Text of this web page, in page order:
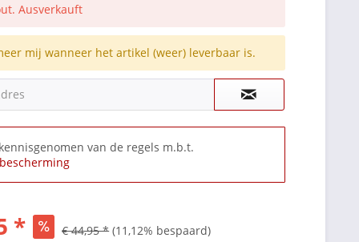
Ausverkauft
mij wanneer het artikel (weer) leverbaar is.
van de regels m.b.t.
* € 44,95 * (11,12% bespaard)